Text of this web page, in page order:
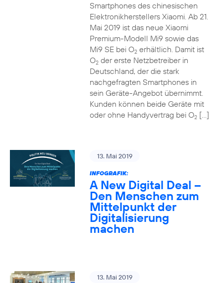
Smartphones des chinesischen
Elektronikherstellers Xiaomi. Ab 21.
Mai 2019 ist das neue Xiaomi
Premium-Modell Mi9 sowie das
Mi9 SE bei O2erhältlich. Damit ist
O2der erste Netzbetreiber in
Deutschland, der die stark
nachgefragten Smartphones in
sein Geräte-Angebot übernimmt.
Kunden können beide Geräte mit
oder ohne Handyvertrag bei O2[…]
13. Mai 2019
INFOGRAFIK:
A New Digital Deal –
Den Menschen zum
Mittelpunkt der
Digitalisierung
machen
13. Mai 2019